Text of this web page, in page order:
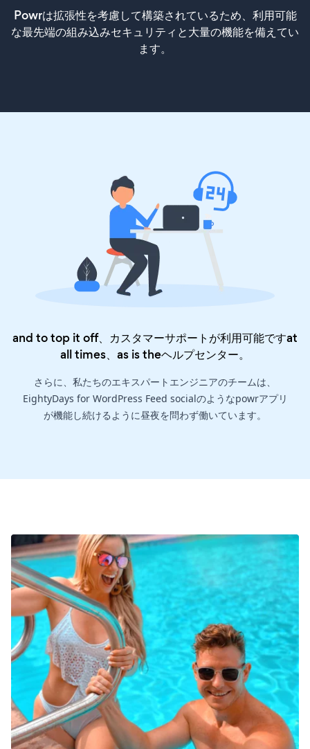
Powrは拡張性を考慮して構築されているため、利用可能
な最先端の組み込みセキュリティと大量の機能を備えてい
ます。
and to top it off、カスタマーサポートが利用可能ですat
all times、as is theヘルプセンター。
さらに、私たちのエキスパートエンジニアのチームは、
EightyDays for WordPress Feed socialのようなpowrアプリ
が機能し続けるように昼夜を問わず働いています。